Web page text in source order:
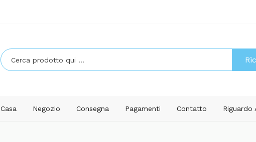
Casa Negozio Consegna Pagamenti Contatto Riguardo